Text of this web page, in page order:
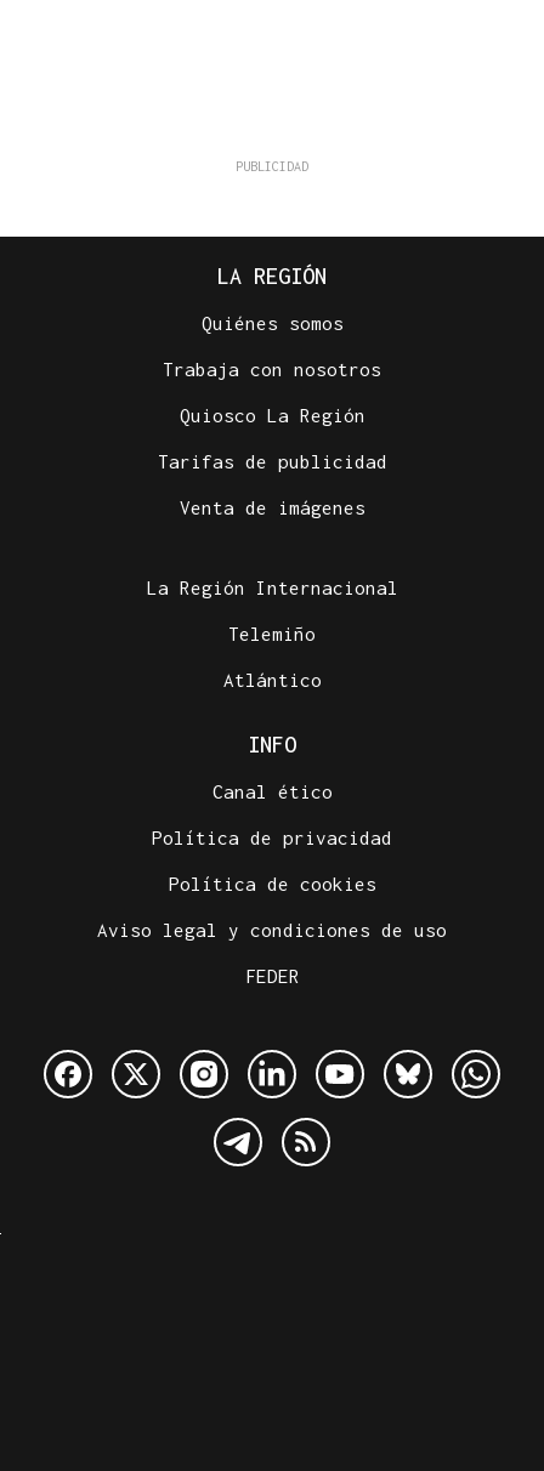
LA REGIÓN
Quiénes somos
Trabaja con nosotros
Quiosco La Región
Tarifas de publicidad
Venta de imágenes
La Región Internacional
Telemiño
Atlántico
INFO
Canal ético
Política de privacidad
Política de cookies
Aviso legal y condiciones de uso
FEDER